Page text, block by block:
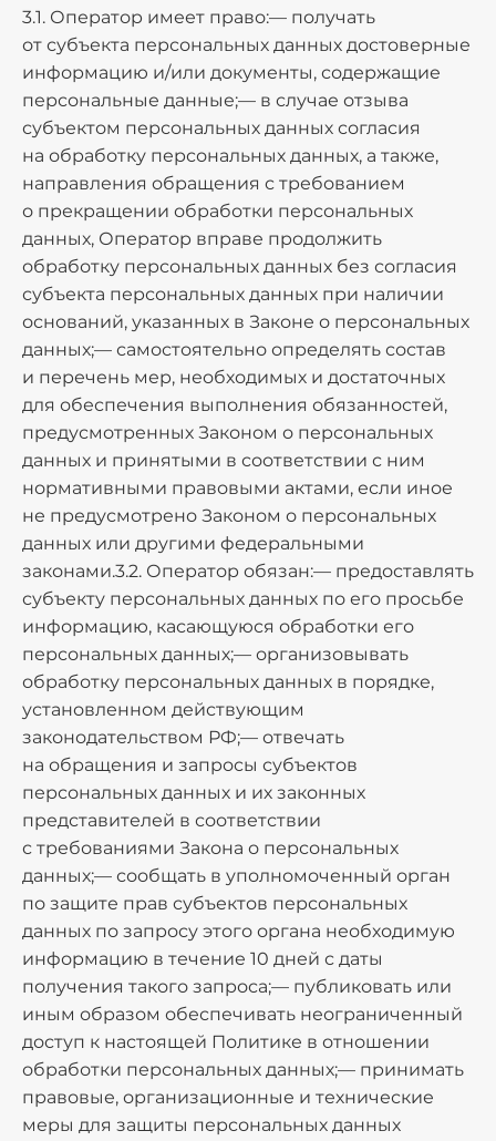
3.1. Оператор имеет право:— получать
от субъекта персональных данных достоверные
информацию и/или документы, содержащие
персональные данные;— в случае отзыва
субъектом персональных данных согласия
на обработку персональных данных, а также,
направления обращения с требованием
о прекращении обработки персональных
данных, Оператор вправе продолжить
обработку персональных данных без согласия
субъекта персональных данных при наличии
оснований, указанных в Законе о персональных
данных;— самостоятельно определять состав
и перечень мер, необходимых и достаточных
для обеспечения выполнения обязанностей,
предусмотренных Законом о персональных
данных и принятыми в соответствии с ним
нормативными правовыми актами, если иное
не предусмотрено Законом о персональных
данных или другими федеральными
законами.3.2. Оператор обязан:— предоставлять
субъекту персональных данных по его просьбе
информацию, касающуюся обработки его
персональных данных;— организовывать
обработку персональных данных в порядке,
установленном действующим
законодательством РФ;— отвечать
на обращения и запросы субъектов
персональных данных и их законных
представителей в соответствии
с требованиями Закона о персональных
данных;— сообщать в уполномоченный орган
по защите прав субъектов персональных
данных по запросу этого органа необходимую
информацию в течение 10 дней с даты
получения такого запроса;— публиковать или
иным образом обеспечивать неограниченный
доступ к настоящей Политике в отношении
обработки персональных данных;— принимать
правовые, организационные и технические
меры для защиты персональных данных